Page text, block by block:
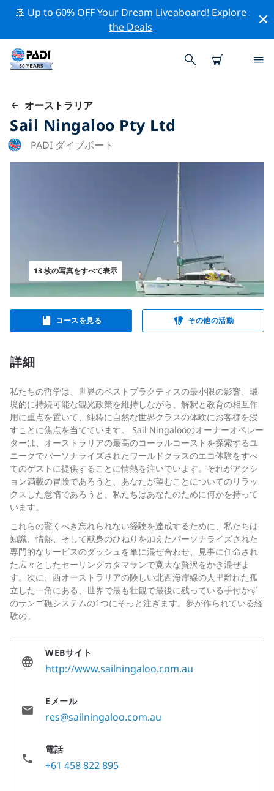
🚢 Up to 60% OFF Your Dream Liveaboard! Explore
the Deals
オーストラリア
Sail Ningaloo Pty Ltd
PADI ダイブボート
13 枚の写真をすべて表示
コースを見る その他の活動
詳細
私たちの哲学は、世界のベストプラクティスの最小限の影響、環
境的に持続可能な観光政策を維持しながら、解釈と教育の相互作
用に重点を置いて、純粋に自然な世界クラスの体験にお客様を浸
すことに焦点を当てています。 Sail Ningalooのオーナーオペレー
ターは、オーストラリアの最高のコーラルコーストを探索するユ
ニークでパーソナライズされたワールドクラスのエコ体験をすべ
てのゲストに提供することに情熱を注いでいます。それがアクシ
ョン満載の冒険であろうと、あなたが望むことについてのリラッ
クスした怠惰であろうと、私たちはあなたのために何かを持って
います。
これらの驚くべき忘れられない経験を達成するために、私たちは
知識、情熱、そして献身のひねりを加えたパーソナライズされた
専門的なサービスのダッシュを単に混ぜ合わせ、見事に任命され
た広々としたセーリングカタマランで寛大な贅沢をかき混ぜま
す。次に、西オーストラリアの険しい北西海岸線の人里離れた孤
立した一角にある、世界で最も壮観で最後に残っている手付かず
のサンゴ礁システムの1つにそっと注ぎます。夢が作られている経
験の。
WEBサイト
http://www.sailningaloo.com.au
Eメール
res@sailningaloo.com.au
電話
+61 458 822 895